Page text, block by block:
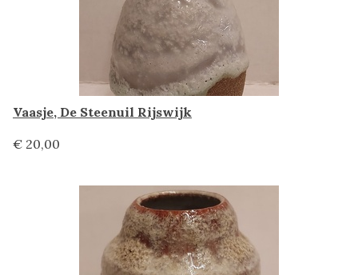
Vaasje, De Steenuil Rijswijk
€ 20,00